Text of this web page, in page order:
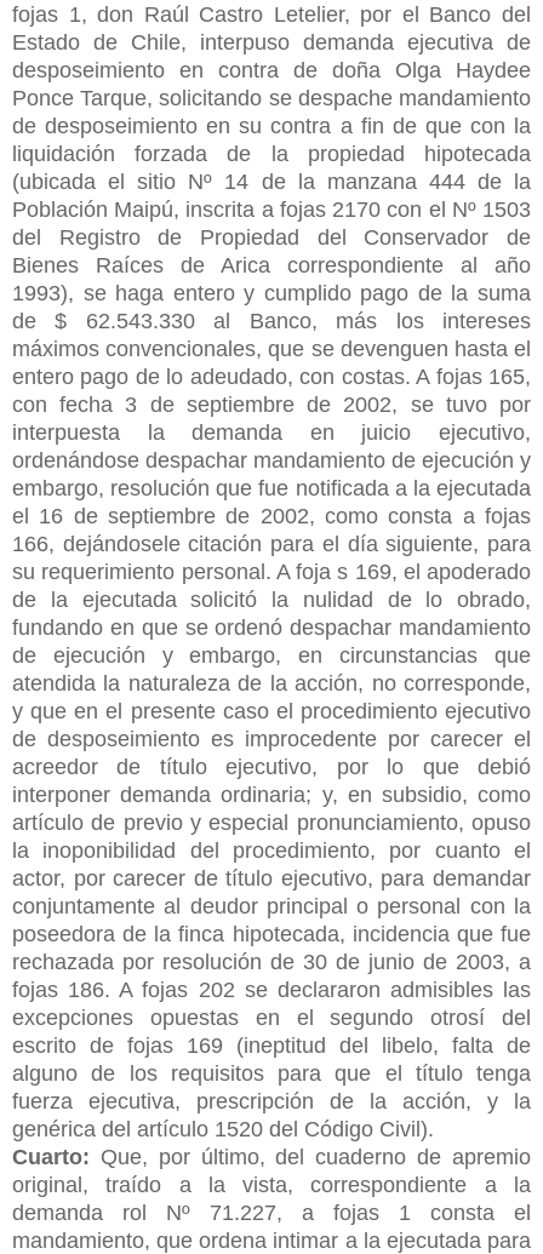
fojas 1, don Raúl Castro Letelier, por el Banco del
Estado de Chile, interpuso demanda ejecutiva de
desposeimiento en contra de doña Olga Haydee
Ponce Tarque, solicitando se despache mandamiento
de desposeimiento en su contra a fin de que con la
liquidación forzada de la propiedad hipotecada
(ubicada el sitio Nº 14 de la manzana 444 de la
Población Maipú, inscrita a fojas 2170 con el Nº 1503
del Registro de Propiedad del Conservador de
Bienes Raíces de Arica correspondiente al año
1993), se haga entero y cumplido pago de la suma
de $ 62.543.330 al Banco, más los intereses
máximos convencionales, que se devenguen hasta el
entero pago de lo adeudado, con costas. A fojas 165,
con fecha 3 de septiembre de 2002, se tuvo por
interpuesta la demanda en juicio ejecutivo,
ordenándose despachar mandamiento de ejecución y
embargo, resolución que fue notificada a la ejecutada
el 16 de septiembre de 2002, como consta a fojas
166, dejándosele citación para el día siguiente, para
su requerimiento personal. A foja s 169, el apoderado
de la ejecutada solicitó la nulidad de lo obrado,
fundando en que se ordenó despachar mandamiento
de ejecución y embargo, en circunstancias que
atendida la naturaleza de la acción, no corresponde,
y que en el presente caso el procedimiento ejecutivo
de desposeimiento es improcedente por carecer el
acreedor de título ejecutivo, por lo que debió
interponer demanda ordinaria; y, en subsidio, como
artículo de previo y especial pronunciamiento, opuso
la inoponibilidad del procedimiento, por cuanto el
actor, por carecer de título ejecutivo, para demandar
conjuntamente al deudor principal o personal con la
poseedora de la finca hipotecada, incidencia que fue
rechazada por resolución de 30 de junio de 2003, a
fojas 186. A fojas 202 se declararon admisibles las
excepciones opuestas en el segundo otrosí del
escrito de fojas 169 (ineptitud del libelo, falta de
alguno de los requisitos para que el título tenga
fuerza ejecutiva, prescripción de la acción, y la
genérica del artículo 1520 del Código Civil).
Cuarto: Que, por último, del cuaderno de apremio
original, traído a la vista, correspondiente a la
demanda rol Nº 71.227, a fojas 1 consta el
mandamiento, que ordena intimar a la ejecutada para